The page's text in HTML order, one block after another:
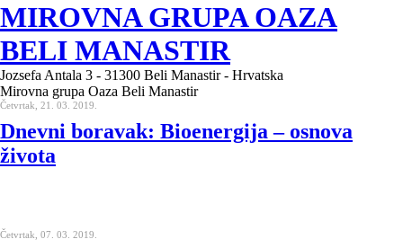
MIROVNA GRUPA OAZA
BELI MANASTIR
Jozsefa Antala 3 - 31300 Beli Manastir - Hrvatska
Mirovna grupa Oaza Beli Manastir
Četvrtak, 21. 03. 2019.
Dnevni boravak: Bioenergija – osnova
života
Četvrtak, 07. 03. 2019.